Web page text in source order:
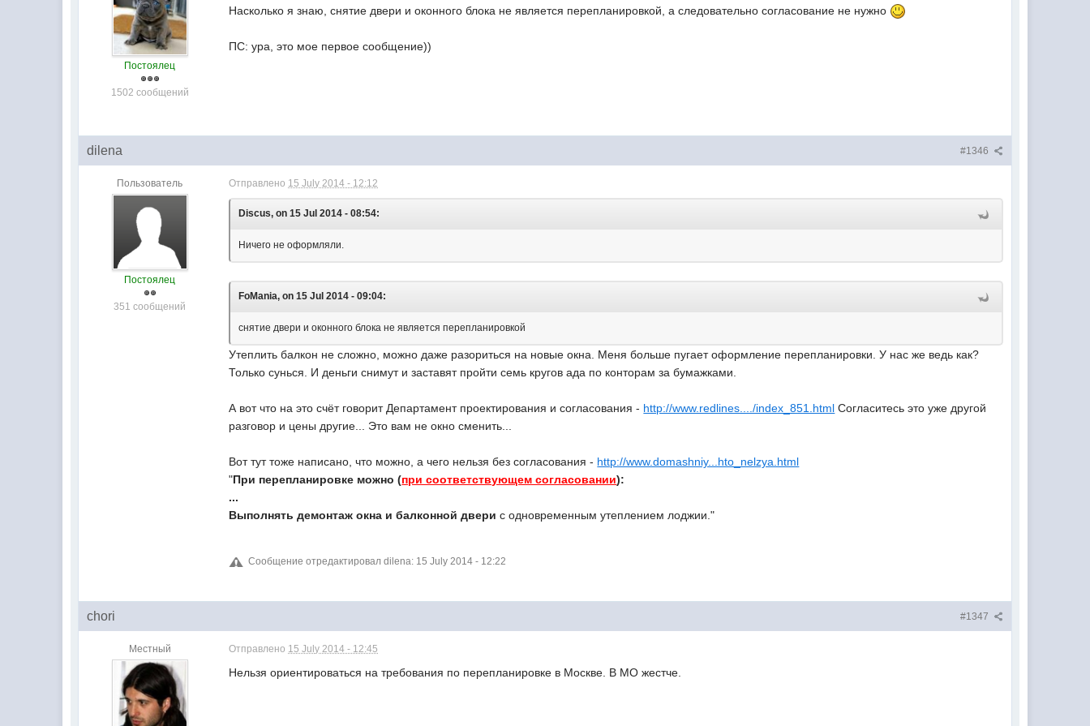
Постоялец
1502 сообщений
Насколько я знаю, снятие двери и оконного блока не является перепланировкой, а следовательно согласование не нужно
ПС: ура, это мое первое сообщение))
#1346
dilena
Пользователь
Постоялец
351 сообщений
Отправлено 15 July 2014 - 12:12
Discus, on 15 Jul 2014 - 08:54:
Ничего не оформляли.
FoMania, on 15 Jul 2014 - 09:04:
снятие двери и оконного блока не является перепланировкой
Утеплить балкон не сложно, можно даже разориться на новые окна. Меня больше пугает оформление перепланировки. У нас же ведь как?
Только сунься. И деньги снимут и заставят пройти семь кругов ада по конторам за бумажками.
А вот что на это счёт говорит Департамент проектирования и согласования - http://www.redlines..../index_851.html Согласитесь это уже другой
разговор и цены другие... Это вам не окно сменить...
Вот тут тоже написано, что можно, а чего нельзя без согласования - http://www.domashniy...hto_nelzya.html
"При перепланировке можно (при соответствующем согласовании):
...
Выполнять демонтаж окна и балконной двери с одновременным утеплением лоджии."
Сообщение отредактировал dilena: 15 July 2014 - 12:22
#1347
chori
Местный Отправлено 15 July 2014 - 12:45
Нельзя ориентироваться на требования по перепланировке в Москве. В МО жестче.